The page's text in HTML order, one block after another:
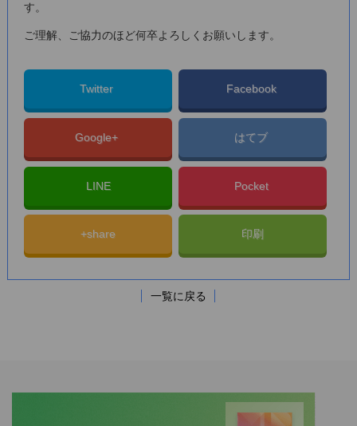
す。
ご理解、ご協力のほど何卒よろしくお願いします。
Twitter Facebook
Google+ はてブ
LINE Pocket
+share 印刷
一覧に戻る